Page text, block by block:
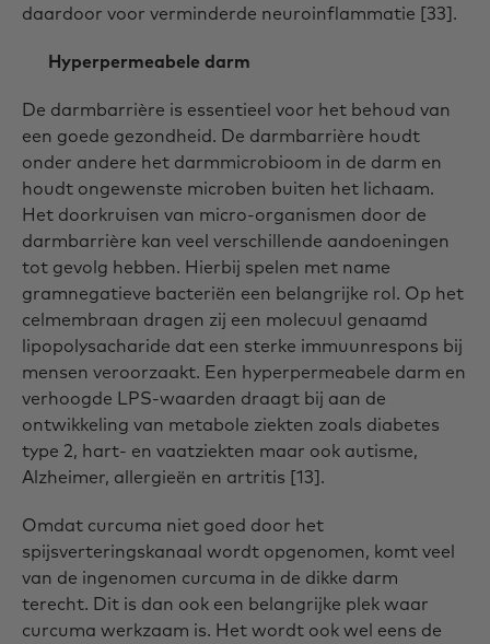
daardoor voor verminderde neuroinflammatie [33].
Hyperpermeabele darm
De darmbarrière is essentieel voor het behoud van
een goede gezondheid. De darmbarrière houdt
onder andere het darmmicrobioom in de darm en
houdt ongewenste microben buiten het lichaam.
Het doorkruisen van micro-organismen door de
darmbarrière kan veel verschillende aandoeningen
tot gevolg hebben. Hierbij spelen met name
gramnegatieve bacteriën een belangrijke rol. Op het
celmembraan dragen zij een molecuul genaamd
lipopolysacharide dat een sterke immuunrespons bij
mensen veroorzaakt. Een hyperpermeabele darm en
verhoogde LPS-waarden draagt bij aan de
ontwikkeling van metabole ziekten zoals diabetes
type 2, hart- en vaatziekten maar ook autisme,
Alzheimer, allergieën en artritis [13].
Omdat curcuma niet goed door het
spijsverteringskanaal wordt opgenomen, komt veel
van de ingenomen curcuma in de dikke darm
terecht. Dit is dan ook een belangrijke plek waar
curcuma werkzaam is. Het wordt ook wel eens de